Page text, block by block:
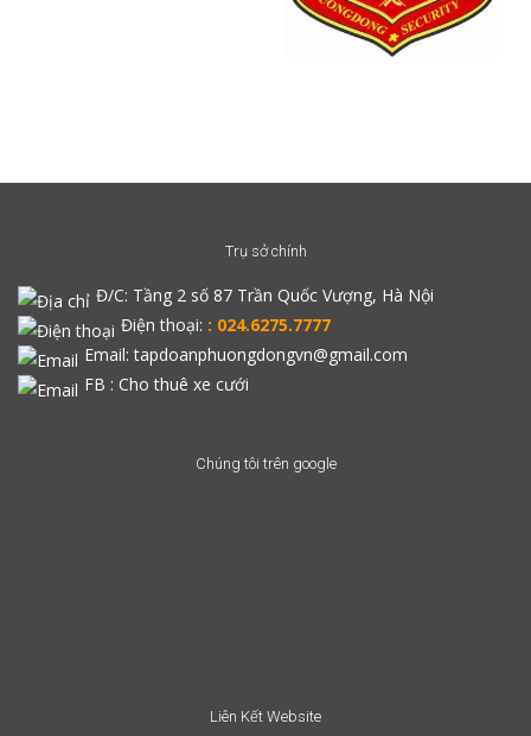
Trụ sở chính
Đ/C: Tầng 2 số 87 Trần Quốc Vượng, Hà Nội
Điện thoại: : 024.6275.7777
Email: tapdoanphuongdongvn@gmail.com
FB : Cho thuê xe cưới
Chúng tôi trên google
Liên Kết Website